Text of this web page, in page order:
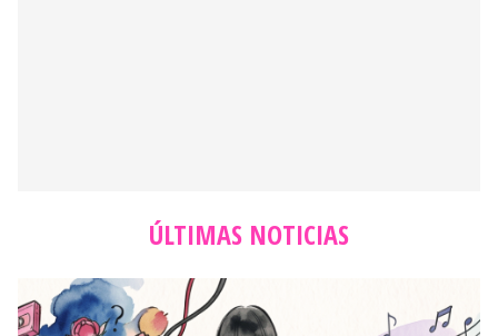
ÚLTIMAS NOTICIAS